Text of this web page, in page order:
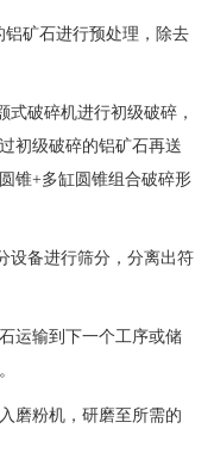
矿石进行预处理，除去
破碎机进行初级破碎，
初级破碎的铝矿石再送
锥+多缸圆锥组合破碎形
备进行筛分，分离出符
输到下一个工序或储
粉机，研磨至所需的